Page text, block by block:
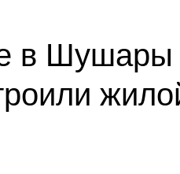
в Шушары